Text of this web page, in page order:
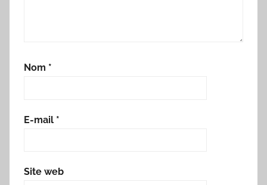
Nom *
E-mail *
Site web